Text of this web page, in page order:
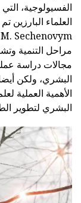
الفسيولوجية،
مراحل التنمية
مجالات دراسة
البشري، ولكن
الأهمية العملية
البشري لتطوير